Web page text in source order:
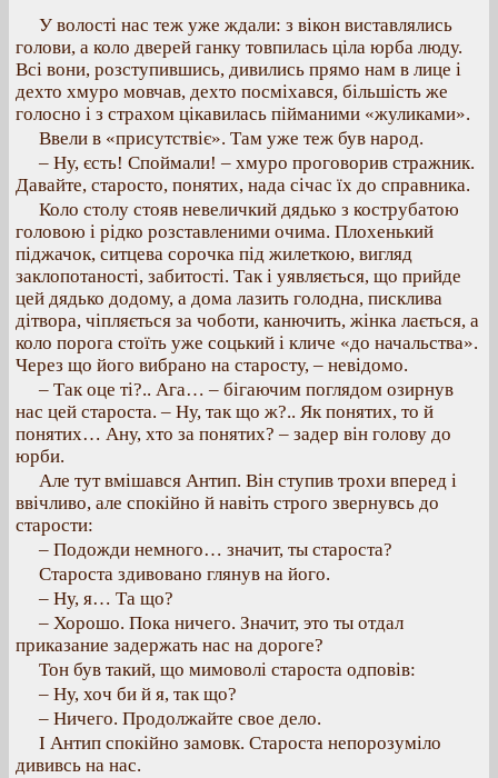
У волості нас теж уже ждали: з вікон виставлялись
голови, а коло дверей ганку товпилась ціла юрба люду.
Всі вони, розступившись, дивились прямо нам в лице і
дехто хмуро мовчав, дехто посміхався, більшість же
голосно і з страхом цікавилась пійманими «жуликами».
Ввели в «присутствіє». Там уже теж був народ.
– Ну, єсть! Споймали! – хмуро проговорив стражник.
Давайте, старосто, понятих, нада січас їх до справника.
Коло столу стояв невеличкий дядько з кострубатою
головою і рідко розставленими очима. Плохенький
піджачок, ситцева сорочка під жилеткою, вигляд
заклопотаності, забитості. Так і уявляється, що прийде
цей дядько додому, а дома лазить голодна, писклива
дітвора, чіпляється за чоботи, канючить, жінка лається, а
коло порога стоїть уже соцький і кличе «до начальства».
Через що його вибрано на старосту, – невідомо.
– Так оце ті?.. Ага… – бігаючим поглядом озирнув
нас цей староста. – Ну, так що ж?.. Як понятих, то й
понятих… Ану, хто за понятих? – задер він голову до
юрби.
Але тут вмішався Антип. Він ступив трохи вперед і
ввічливо, але спокійно й навіть строго звернувсь до
старости:
– Подожди немного… значит, ты староста?
Староста здивовано глянув на його.
– Ну, я… Та що?
– Хорошо. Пока ничего. Значит, это ты отдал
приказание задержать нас на дороге?
Тон був такий, що мимоволі староста одповів:
– Ну, хоч би й я, так що?
– Ничего. Продолжайте свое дело.
І Антип спокійно замовк. Староста непорозуміло
дививсь на нас.